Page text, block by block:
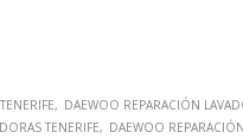
DAEWOO REPARACIÓN
TENERIFE DAEWOO